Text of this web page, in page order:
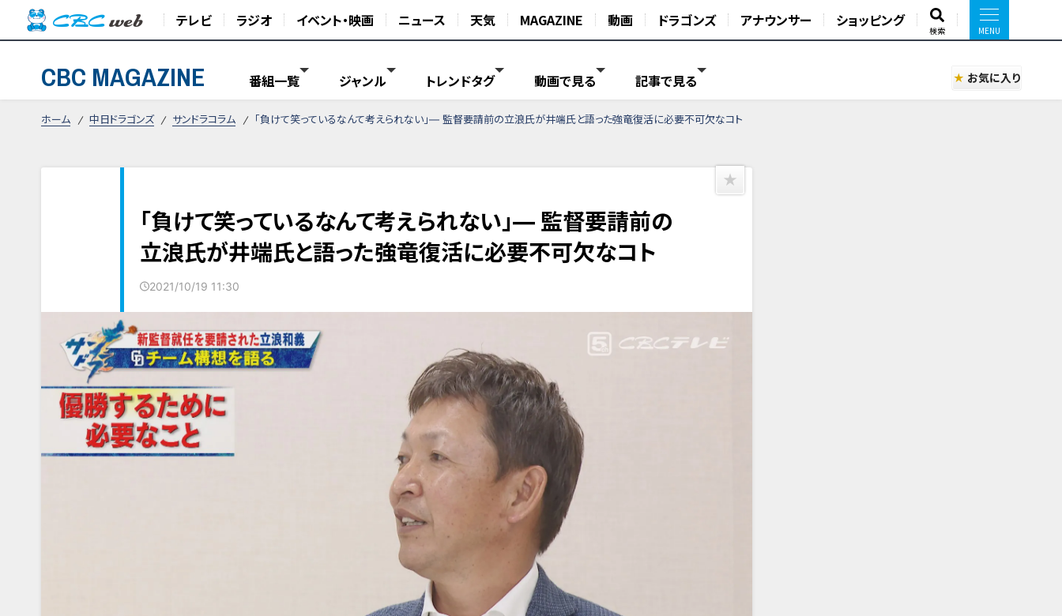
テレビ ラジオ イベント・映画 ニュース 天気 MAGAZINE 動画 ドラゴンズ アナウンサー ショッピング
検索
CBC MAGAZINE 番組一覧 ジャンル トレンドタグ 動画で見る 記事で見る お気に入り
ホーム 中日ドラゴンズ サンドラコラム 「負けて笑っているなんて考えられない」― 監督要請前の立浪氏が井端氏と語った強竜復活に必要不可欠なコト
「負けて笑っているなんて考えられない」― 監督要請前の
立浪氏が井端氏と語った強竜復活に必要不可欠なコト
2021/10/19 11:30